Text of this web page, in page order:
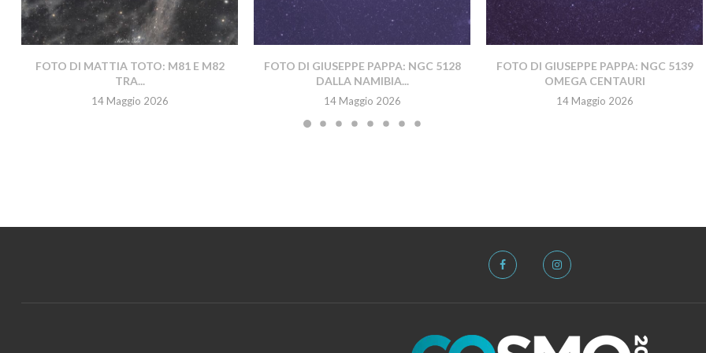
FOTO DI MATTIA TOTO: M81 E M82
TRA...
14 Maggio 2026
FOTO DI GIUSEPPE PAPPA: NGC 5128
DALLA NAMIBIA...
14 Maggio 2026
FOTO DI GIUSEPPE PAPPA: NGC 5139
OMEGA CENTAURI
14 Maggio 2026